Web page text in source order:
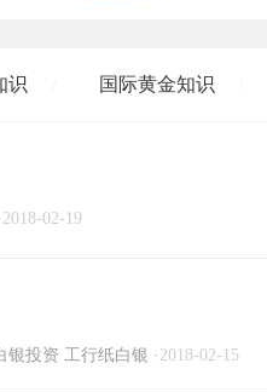
识 国际黄金知识
2018-02-19
银投资 工行纸白银 · 2018-02-15